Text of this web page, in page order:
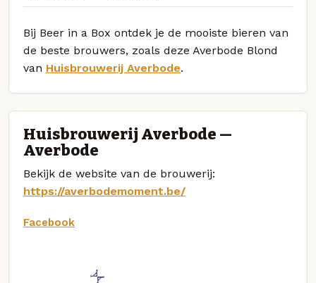
Bij Beer in a Box ontdek je de mooiste bieren van
de beste brouwers, zoals deze Averbode Blond
van Huisbrouwerij Averbode.
Huisbrouwerij Averbode —
Averbode
Bekijk de website van de brouwerij:
https://averbodemoment.be/
Facebook